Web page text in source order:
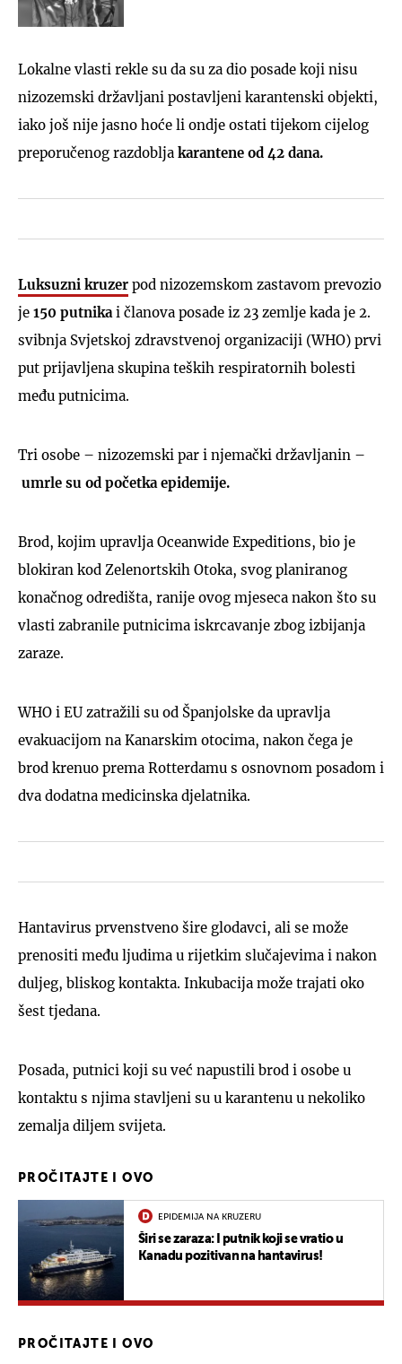
Lokalne vlasti rekle su da su za dio posade koji nisu
nizozemski državljani postavljeni karantenski objekti,
iako još nije jasno hoće li ondje ostati tijekom cijelog
preporučenog razdoblja karantene od 42 dana.
Luksuzni kruzer pod nizozemskom zastavom prevozio
je 150 putnika i članova posade iz 23 zemlje kada je 2.
svibnja Svjetskoj zdravstvenoj organizaciji (WHO) prvi
put prijavljena skupina teških respiratornih bolesti
među putnicima.
Tri osobe – nizozemski par i njemački državljanin –
umrle su od početka epidemije.
Brod, kojim upravlja Oceanwide Expeditions, bio je
blokiran kod Zelenortskih Otoka, svog planiranog
konačnog odredišta, ranije ovog mjeseca nakon što su
vlasti zabranile putnicima iskrcavanje zbog izbijanja
zaraze.
WHO i EU zatražili su od Španjolske da upravlja
evakuacijom na Kanarskim otocima, nakon čega je
brod krenuo prema Rotterdamu s osnovnom posadom i
dva dodatna medicinska djelatnika.
Hantavirus prvenstveno šire glodavci, ali se može
prenositi među ljudima u rijetkim slučajevima i nakon
duljeg, bliskog kontakta. Inkubacija može trajati oko
šest tjedana.
Posada, putnici koji su već napustili brod i osobe u
kontaktu s njima stavljeni su u karantenu u nekoliko
zemalja diljem svijeta.
PROČITAJTE I OVO
EPIDEMIJA NA KRUZERU
Širi se zaraza: I putnik koji se vratio u
Kanadu pozitivan na hantavirus!
PROČITAJTE I OVO